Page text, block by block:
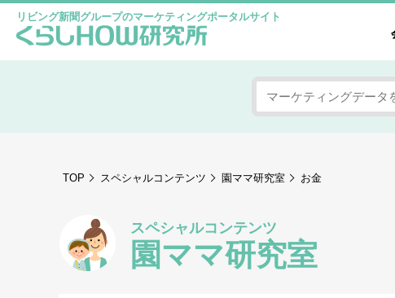
リビング新聞グループのマーケティングポータルサイト
TOP スペシャルコンテンツ 園ママ研究室 お金
スペシャルコンテンツ
園ママ研究室